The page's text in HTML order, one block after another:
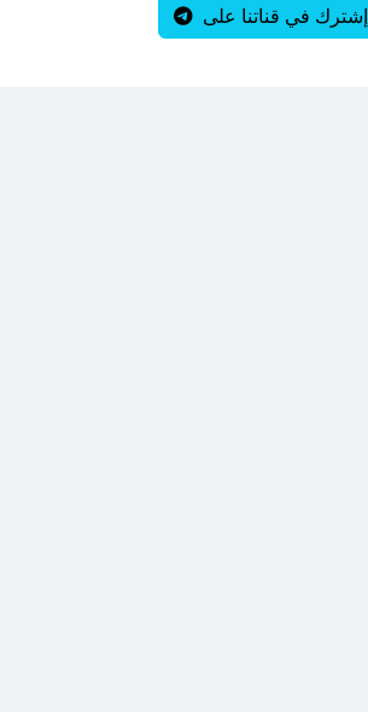
إشترك في قناتنا على